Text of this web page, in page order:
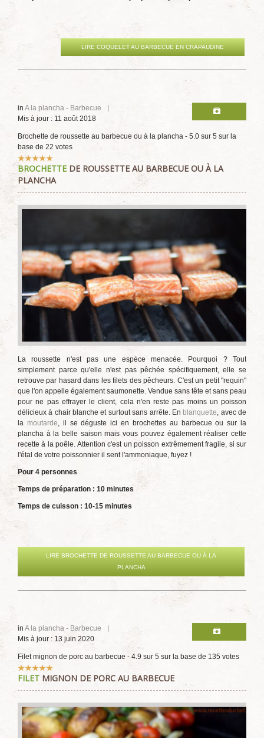
LIRE COQUELET AU BARBECUE EN CRAPAUDINE
in A la plancha - Barbecue
Mis à jour : 11 août 2018
Brochette de roussette au barbecue ou à la plancha - 5.0 sur 5 sur la
base de 22 votes
Vote
utilisateur:5/5
BROCHETTE DE ROUSSETTE AU BARBECUE OU À LA
PLANCHA
La roussette n'est pas une espèce menacée. Pourquoi ? Tout
simplement parce qu'elle n'est pas pêchée spécifiquement, elle se
retrouve par hasard dans les filets des pêcheurs. C'est un petit "requin"
que l'on appelle également saumonette. Vendue sans tête et sans peau
pour ne pas effrayer le client, cela n'en reste pas moins un poisson
délicieux à chair blanche et surtout sans arrête. En blanquette, avec de
la moutarde, il se déguste ici en brochettes au barbecue ou sur la
plancha à la belle saison mais vous pouvez également réaliser cette
recette à la poêle. Attention c'est un poisson extrêmement fragile, si sur
l'étal de votre poissonnier il sent l'ammoniaque, fuyez !
Pour 4 personnes
Temps de préparation : 10 minutes
Temps de cuisson : 10-15 minutes
LIRE BROCHETTE DE ROUSSETTE AU BARBECUE OU À LA
PLANCHA
in A la plancha - Barbecue
Mis à jour : 13 juin 2020
Filet mignon de porc au barbecue - 4.9 sur 5 sur la base de 135 votes
Vote
utilisateur:5/5
FILET MIGNON DE PORC AU BARBECUE